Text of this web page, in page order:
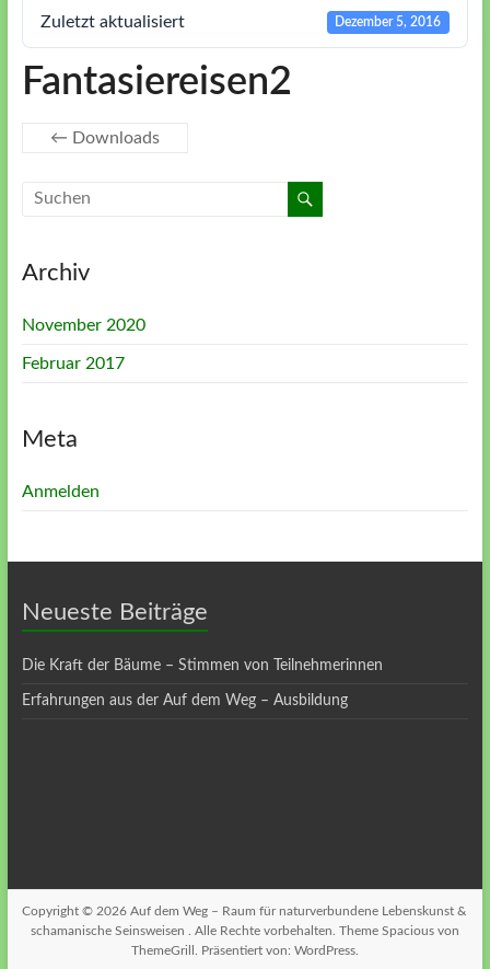
Seinsweisen
Waldgänge,
schamanische
Selbststudium,
Bücher,
Zuletzt aktualisiert Dezember 5, 2016
Fantasiereisen2
← Downloads
Archiv
November 2020
Februar 2017
Meta
Anmelden
Neueste Beiträge
Die Kraft der Bäume – Stimmen von Teilnehmerinnen
Erfahrungen aus der Auf dem Weg – Ausbildung
Copyright © 2026Auf dem Weg – Raum für naturverbundene Lebenskunst &
schamanische Seinsweisen
. Alle Rechte vorbehalten. Theme Spaciousvon
ThemeGrill. Präsentiert von: WordPress.